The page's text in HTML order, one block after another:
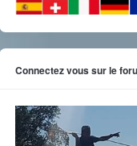
Connectez vous sur le